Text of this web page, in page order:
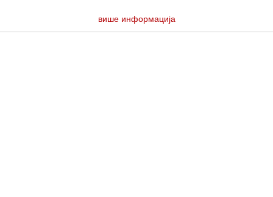
више информација